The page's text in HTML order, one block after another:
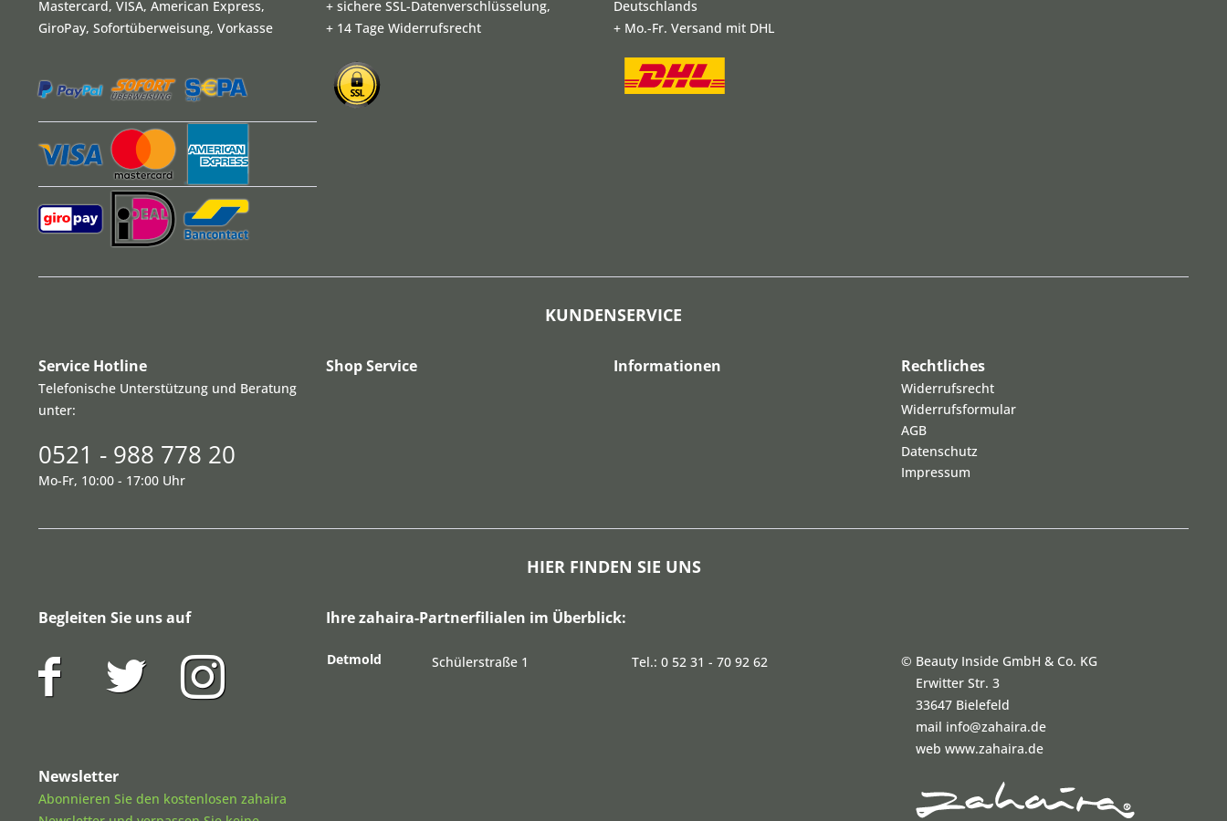
Mastercard, VISA, American Express,
GiroPay, Sofortüberweisung, Vorkasse
+ sichere SSL-Datenverschlüsselung,
+ 14 Tage Widerrufsrecht
Deutschlands
+ Mo.-Fr. Versand mit DHL
KUNDENSERVICE
Service Hotline
Telefonische Unterstützung und Beratung
unter:
0521 - 988 778 20
Mo-Fr, 10:00 - 17:00 Uhr
Shop Service Informationen Rechtliches
Widerrufsrecht
Widerrufsformular
AGB
Datenschutz
Impressum
HIER FINDEN SIE UNS
Begleiten Sie uns auf
Newsletter
Abonnieren Sie den kostenlosen zahaira
Ihre zahaira-Partnerfilialen im Überblick:
Detmold Schülerstraße 1 Tel.: 0 52 31 - 70 92 62 © Beauty Inside GmbH & Co. KG
Erwitter Str. 3
33647 Bielefeld
mail info@zahaira.de
web www.zahaira.de